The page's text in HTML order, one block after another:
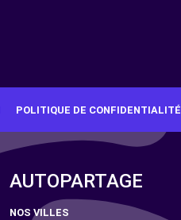
POLITIQUE DE CONFIDENTIALITÉ
AUTOPARTAGE
NOS VILLES